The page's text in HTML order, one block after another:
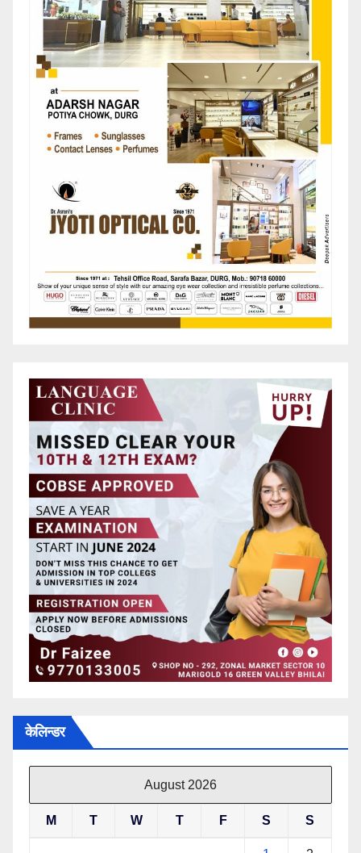
केलिन्डर
August 2026
M T W T F S S